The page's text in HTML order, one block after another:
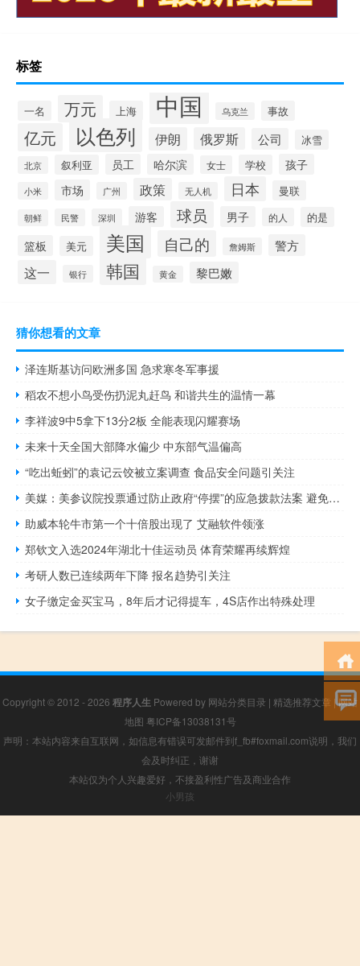
标签
一名 万元 上海 中国 乌克兰 事故
亿元 以色列 伊朗 俄罗斯 公司 冰雪
北京 叙利亚 员工 哈尔滨 女士 学校 孩子
小米 市场 广州 政策 无人机 日本 曼联
朝鲜 民警 深圳 游客 球员 男子 的人 的是
篮板 美元 美国 自己的 詹姆斯 警方
这一 银行 韩国 黄金 黎巴嫩
猜你想看的文章
泽连斯基访问欧洲多国 急求寒冬军事援
稻农不想小鸟受伤扔泥丸赶鸟 和谐共生的温情一幕
李祥波9中5拿下13分2板 全能表现闪耀赛场
未来十天全国大部降水偏少 中东部气温偏高
“吃出蚯蚓”的袁记云饺被立案调查 食品安全问题引关注
美媒：美参议院投票通过防止政府“停摆”的应急拨款法案 避免机构停摆至明年三月
助威本轮牛市第一个十倍股出现了 艾融软件领涨
郑钦文入选2024年湖北十佳运动员 体育荣耀再续辉煌
考研人数已连续两年下降 报名趋势引关注
女子缴定金买宝马，8年后才记得提车，4S店作出特殊处理
Copyright © 2012 - 2026 程序人生 Powered by 网站分类目录 | 精选推荐文章 |网站
地图 粤ICP备13038131号
声明：本站内容来自互联网，如信息有错误可发邮件到f_fb#foxmail.com说明，我们
会及时纠正，谢谢
本站仅为个人兴趣爱好，不接盈利性广告及商业合作
小男孩